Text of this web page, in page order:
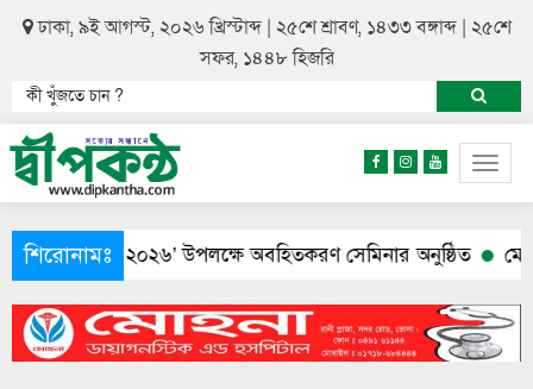
ঢাকা, ৯ই আগস্ট, ২০২৬ খ্রিস্টাব্দ | ২৫শে শ্রাবণ, ১৪৩৩ বঙ্গাব্দ | ২৫শে
সফর, ১৪৪৮ হিজরি
শিরোনামঃ
শুমারি ২০২৬’ উপলক্ষে অবহিতকরণ সেমিনার অনুষ্ঠিত মেয়ের